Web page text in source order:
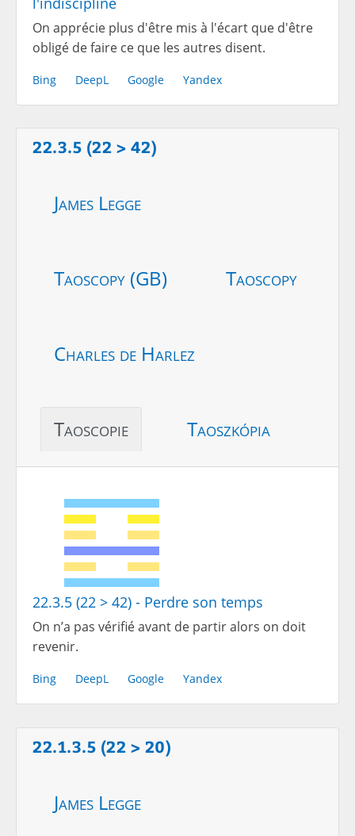
On apprécie plus d'être mis à l'écart que d'être
obligé de faire ce que les autres disent.
Bing DeepL Google Yandex
22.3.5 (22 > 42)
James Legge
Taoscopy (GB) Taoscopy
Charles de Harlez
Taoscopie Taoszkópia
22.3.5 (22 > 42) - Perdre son temps
On n’a pas vérifié avant de partir alors on doit
revenir.
Bing DeepL Google Yandex
22.1.3.5 (22 > 20)
James Legge